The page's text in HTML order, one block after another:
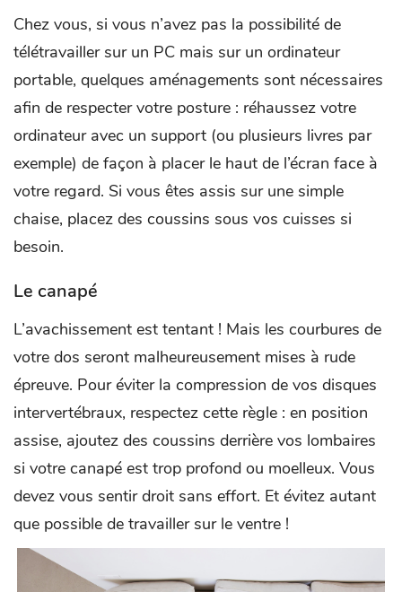
Chez vous, si vous n’avez pas la possibilité de
télétravailler sur un PC mais sur un ordinateur
portable, quelques aménagements sont nécessaires
afin de respecter votre posture : réhaussez votre
ordinateur avec un support (ou plusieurs livres par
exemple) de façon à placer le haut de l’écran face à
votre regard. Si vous êtes assis sur une simple
chaise, placez des coussins sous vos cuisses si
besoin.
Le canapé
L’avachissement est tentant ! Mais les courbures de
votre dos seront malheureusement mises à rude
épreuve. Pour éviter la compression de vos disques
intervertébraux, respectez cette règle : en position
assise, ajoutez des coussins derrière vos lombaires
si votre canapé est trop profond ou moelleux. Vous
devez vous sentir droit sans effort. Et évitez autant
que possible de travailler sur le ventre !